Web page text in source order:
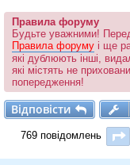
Правила форуму
Будьте уважними!
Правила форуму і ще
які дублюють інші,
які містять не
попередження!
Відповісти
Відповісти
769 повідомлень